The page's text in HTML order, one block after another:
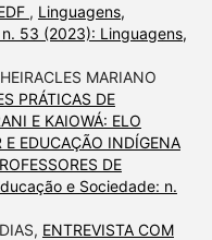
, Linguagens,
53 (2023): Linguagens,
MARIANO
PRÁTICAS DE
E KAIOWÁ: ELO
E EDUCAÇÃO INDÍGENA
DE
e Sociedade: n.
ENTREVISTA COM